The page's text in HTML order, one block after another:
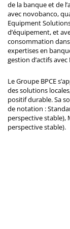
de la banque et de
avec novobanco,
Equipment
d’équipement, et
consommation
expertises en
gestion d’actifs
Le Groupe BPCE
des solutions
positif durable. Sa
de notation :
perspective stable),
perspective stable).